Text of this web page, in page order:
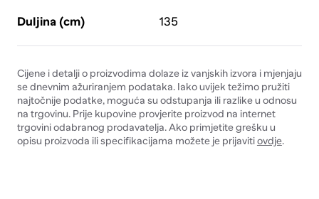
Duljina (cm) 135
Cijene i detalji o proizvodima dolaze iz vanjskih izvora i mjenjaju
se dnevnim ažuriranjem podataka. Iako uvijek težimo pružiti
najtočnije podatke, moguća su odstupanja ili razlike u odnosu
na trgovinu. Prije kupovine provjerite proizvod na internet
trgovini odabranog prodavatelja. Ako primjetite grešku u
opisu proizvoda ili specifikacijama možete je prijavitiovdje.